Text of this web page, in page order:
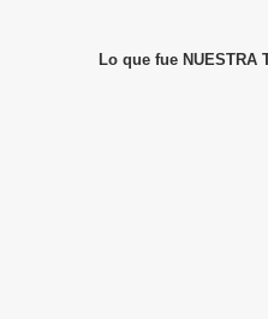
Lo que fue NUESTRA